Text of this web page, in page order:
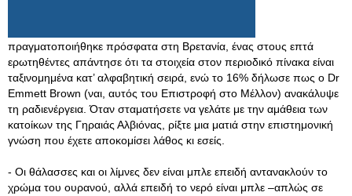
πραγματοποιήθηκε πρόσφατα στη Βρετανία, ένας στους επτά
ερωτηθέντες απάντησε ότι τα στοιχεία στον περιοδικό πίνακα είναι
ταξινομημένα κατ’ αλφαβητική σειρά, ενώ το 16% δήλωσε πως ο Dr
Emmett Brown (ναι, αυτός του Επιστροφή στο Μέλλον) ανακάλυψε
τη ραδιενέργεια. Όταν σταματήσετε να γελάτε με την αμάθεια των
κατοίκων της Γηραιάς Αλβιόνας, ρίξτε μια ματιά στην επιστημονική
γνώση που έχετε αποκομίσει λάθος κι εσείς.
- Οι θάλασσες και οι λίμνες δεν είναι μπλε επειδή αντανακλούν το
χρώμα του ουρανού, αλλά επειδή το νερό είναι μπλε –απλώς σε